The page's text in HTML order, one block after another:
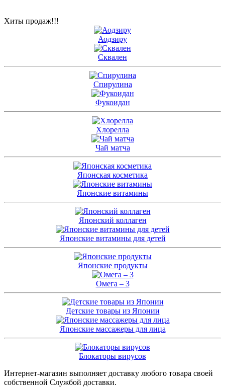
Хиты продаж!!!
Аодзиру
Сквален
Спирулина
Фукоидан
Хлорелла
Чай матча
Японская косметика
Японские витамины
Японский коллаген
Японские витамины для детей
Японские продукты
Омега – 3
Детские товары из Японии
Японские массажеры для лица
Блокаторы вирусов
Интернет-магазин выполняет доставку любого товара своей
собственной Службой доставки.